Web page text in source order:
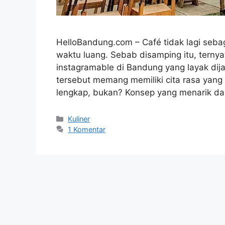
HelloBandung.com – Café tidak lagi
waktu luang. Sebab disamping itu,
instagramable di Bandung yang layak
tersebut memang memiliki cita rasa
lengkap, bukan? Konsep yang menarik
Kategori
Kuliner
1 Komentar